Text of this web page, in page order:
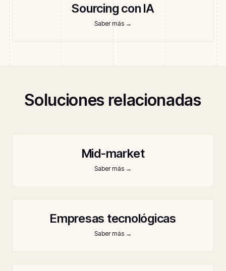
Sourcing con IA
Saber más →
Soluciones relacionadas
Mid-market
Saber más →
Empresas tecnológicas
Saber más →